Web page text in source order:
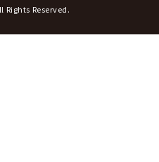
Rights Reserved.